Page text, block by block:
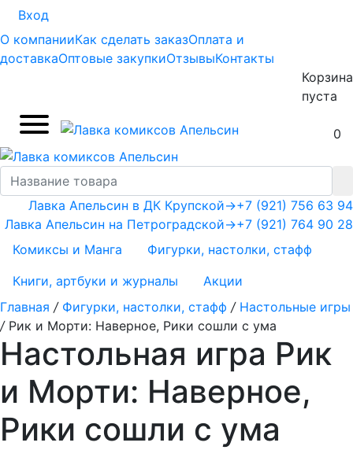
Вход
О компанииКак сделать заказОплата и
доставкаОптовые закупкиОтзывыКонтакты
Корзина
пуста
0
+7 (921) 756 63 94
+7 (921) 764 90 28
Лавка Апельсин в ДК Крупской→
Лавка Апельсин на Петроградской→
Комиксы и Манга
Фигурки, настолки, стафф
Книги, артбуки и журналы
Акции
Главная / Фигурки, настолки, стафф / Настольные игры
/ Рик и Морти: Наверное, Рики сошли с ума
Настольная игра Рик
и Морти: Наверное,
Рики сошли с ума